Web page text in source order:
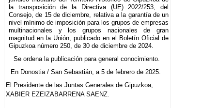
la transposición de la Directiva (UE) 2022/253, del
Consejo, de 15 de diciembre, relativa a la garantía de un
nivel mínimo de imposición para los grupos de empresas
multinacionales y los grupos nacionales de gran
magnitud en la Unión, publicado en el Boletín Oficial de
Gipuzkoa número 250, de 30 de diciembre de 2024.
Se ordena la publicación para general conocimiento.
En Donostia / San Sebastián, a 5 de febrero de 2025.
El Presidente de las Juntas Generales de Gipuzkoa,
XABIER EZEIZABARRENA SAENZ.